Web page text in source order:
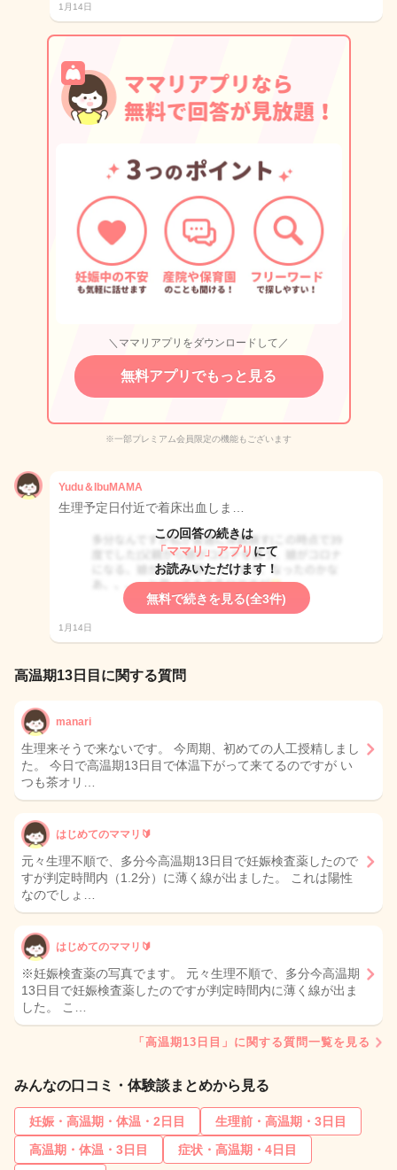
1月14日
＼ママリアプリをダウンロードして／
無料アプリでもっと見る
※一部プレミアム会員限定の機能もございます
Yudu＆IbuMAMA
生理予定日付近で着床出血しま…
この回答の続きは
「ママリ」アプリ にて
お読みいただけます！
無料で続きを見る(全3件)
1月14日
高温期13日目に関する質問
manari
生理来そうで来ないです。 今周期、初めての人工授精しまし
た。 今日で高温期13日目で体温下がって来てるのですが い
つも茶オリ…
はじめてのママリ🔰
元々生理不順で、多分今高温期13日目で妊娠検査薬したので
すが判定時間内（1.2分）に薄く線が出ました。 これは陽性
なのでしょ…
はじめてのママリ🔰
※妊娠検査薬の写真でます。 元々生理不順で、多分今高温期
13日目で妊娠検査薬したのですが判定時間内に薄く線が出ま
した。 こ…
「高温期13日目」に関する質問一覧を見る
みんなの口コミ・体験談まとめから見る
妊娠・高温期・体温・2日目
生理前・高温期・3日目
高温期・体温・3日目
症状・高温期・4日目